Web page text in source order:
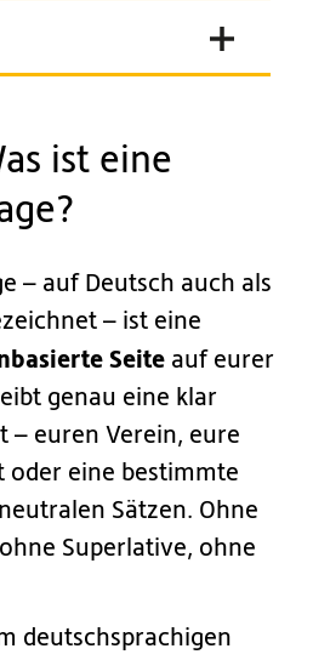
ist eine
– auf Deutsch auch als
– ist eine
Seite auf eurer
genau eine klar
– euren Verein, eure
oder eine bestimmte
Sätzen. Ohne
Superlative, ohne
deutschsprachigen